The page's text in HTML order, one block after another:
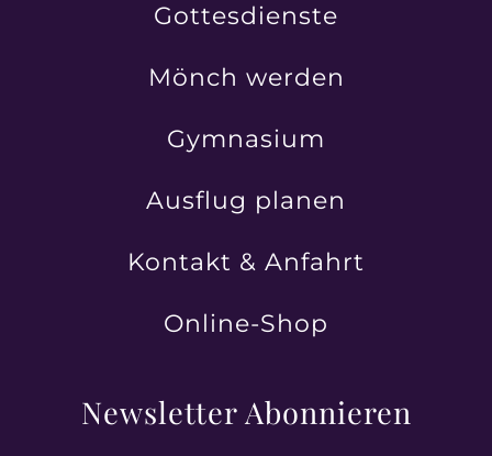
Gottesdienste
Mönch werden
Gymnasium
Ausflug planen
Kontakt & Anfahrt
Online-Shop
Newsletter Abonnieren